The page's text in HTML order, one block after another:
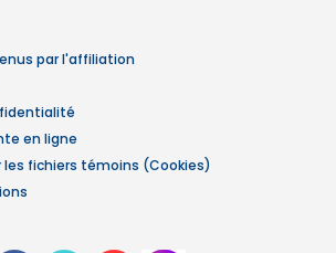
par l'affiliation
en ligne
fichiers témoins (Cookies)